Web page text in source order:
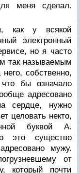
меня сделал.
как у всякой
электронный
но я часто
так называемым
собственно,
бы означало
адресовано
сердце, нужно
целовать некто,
буквой А.
это существо
мужу.
от
который почти